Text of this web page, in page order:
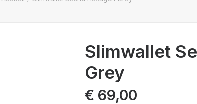
Slimwallet
Grey
€ 69,00